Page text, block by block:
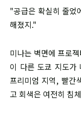
"공급은 확실히 줄었
해졌지."
미나는 벽면에 프로
이 다른 도쿄 지도가
프리미엄 지역, 빨간
고 회색은 여전히 침